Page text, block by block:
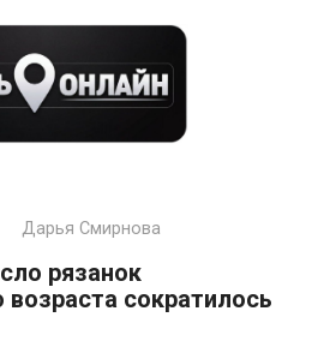
Дарья Смирнова
рязанок
возраста сократилось